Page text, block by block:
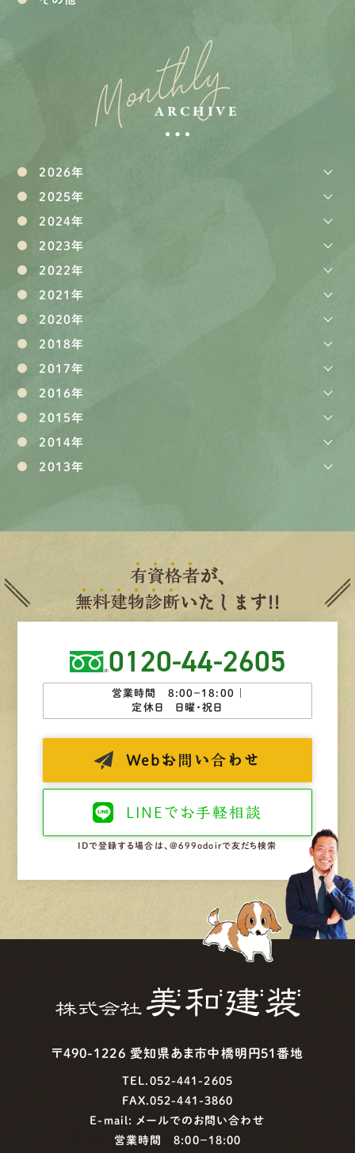
Monthly
ARCHIVE
2026年
2025年
2024年
2023年
2022年
2021年
2020年
2018年
2017年
2016年
2015年
2014年
2013年
有資格者が、
無料建物診断いたします!!
0120-44-2605
営業時間 8:00−18:00 ｜
定休日 日曜・祝日
Web お問い合わせ
LINEで お手軽相談
IDで登録する場合は、@699odoirで友だち検索
〒490-1226 愛知県あま市中橋明円51番地
TEL.052-441-2605
FAX.052-441-3860
E-mail: メールでのお問い合わせ
営業時間 8:00−18:00